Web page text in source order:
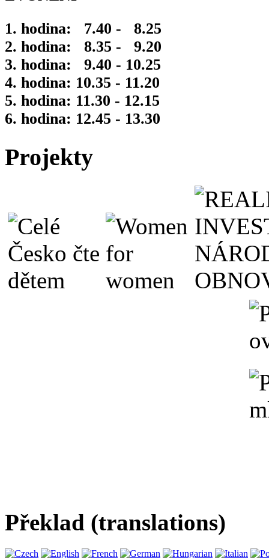
1. hodina: 7.40 - 8.25
2. hodina: 8.35 - 9.20
3. hodina: 9.40 - 10.25
4. hodina: 10.35 - 11.20
5. hodina: 11.30 - 12.15
6. hodina: 12.45 - 13.30
Projekty
Překlad (translations)